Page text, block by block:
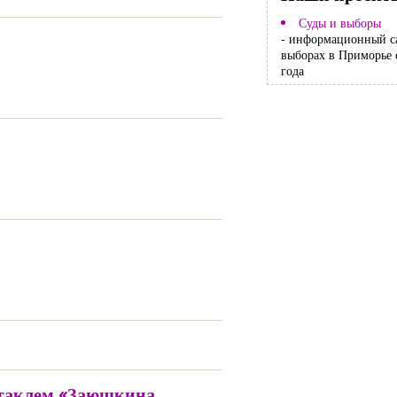
Суды и выборы
- информационный
выборах в Приморье
года